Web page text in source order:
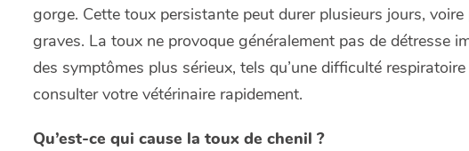
gorge. Cette toux persistante peut durer plusieurs jours,
graves. La toux ne provoque généralement pas de détresse
des symptômes plus sérieux, tels qu’une difficulté
consulter votre vétérinaire rapidement.
Qu’est-ce qui cause la toux de chenil ?